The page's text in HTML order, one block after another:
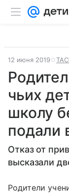
12 июня 2019
чьих
школу
подали
Отказ от
высказали
Родители